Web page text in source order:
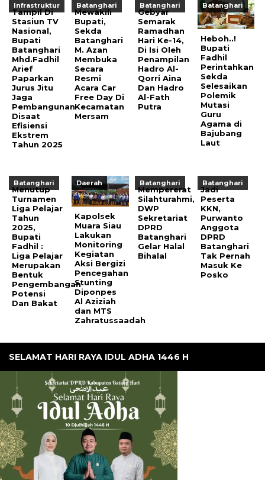
Infrastruktur
Tampil Di
Stasiun TV
Nasional,
Bupati
Batanghari
Mhd.Fadhil
Arief
Paparkan
Jurus Jitu
Jaga
Pembangunan
Disaat
Efisiensi
Ekstrem
Tahun 2025
Batanghari
Mewakili
Bupati,
Sekda
Batanghari
M. Azan
Membuka
Secara
Resmi
Acara Car
Free Day Di
Kecamatan
Mersam
Batanghari
Gebyar
Semarak
Ramadhan
Hari Ke-14,
Di Isi Oleh
Penampilan
Hadro Al-
Qorri Aina
Dan Hadro
Al-Fath
Putra
Batanghari
Heboh..!
Bupati
Fadhil
Perintahkan
Sekda
Selesaikan
Polemik
Mutasi
Guru
Agama di
Bajubang
Laut
Batanghari
Menutup
Turnamen
Liga Pelajar
Tahun
2025,
Bupati
Fadhil :
Liga Pelajar
Merupakan
Bentuk
Pengembangan
Potensi
Dan Bakat
Daerah
Kapolsek
Muara Siau
Lakukan
Monitoring
Kegiatan
Aksi Bergizi
Pencegahan
Stunting
Diponpes
Al Aziziah
dan MTS
Zahratussaadah
Batanghari
Mempererat
Silahturahmi,
DWP
Sekretariat
DPRD
Batanghari
Gelar Halal
Bihalal
Batanghari
Jadi
Peserta
KKN,
Purwanto
Anggota
DPRD
Batanghari
Tak Pernah
Masuk Ke
Posko
SELAMAT HARI RAYA IDUL ADHA 1446 H